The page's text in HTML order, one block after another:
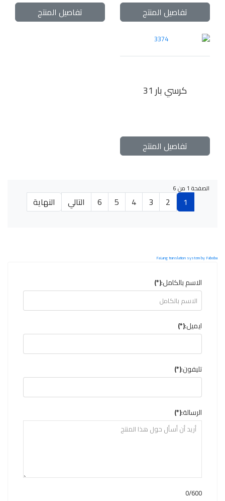
تفاصيل المنتج تفاصيل المنتج
كرسي بار 31
تفاصيل المنتج
الصفحة 1 من 6
1
2
3
4
5
6 التالي النهاية
FaLang translation system by Faboba
الاسم بالكامل:(*)
ايميل:(*)
تليفون:(*)
الرسالة:(*)
0/600